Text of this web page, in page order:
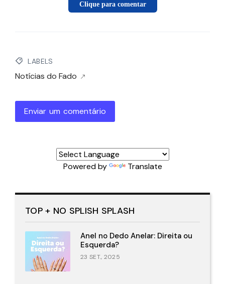
Clique para comentar
LABELS
Notícias do Fado
Enviar um comentário
Powered by Translate
TOP + NO SPLISH SPLASH
Anel no Dedo Anelar: Direita ou
Esquerda?
23 SET., 2025